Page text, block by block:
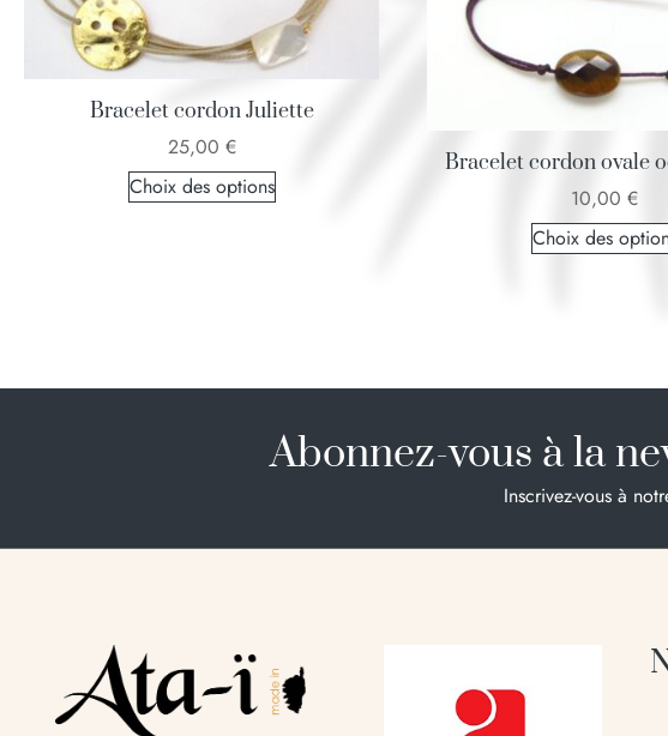
Bracelet cordon Juliette
25,00 €
Choix des options
Bracelet cordon ovale
10,00 €
Choix des
Abonnez-vous à la
Inscrivez-vous à